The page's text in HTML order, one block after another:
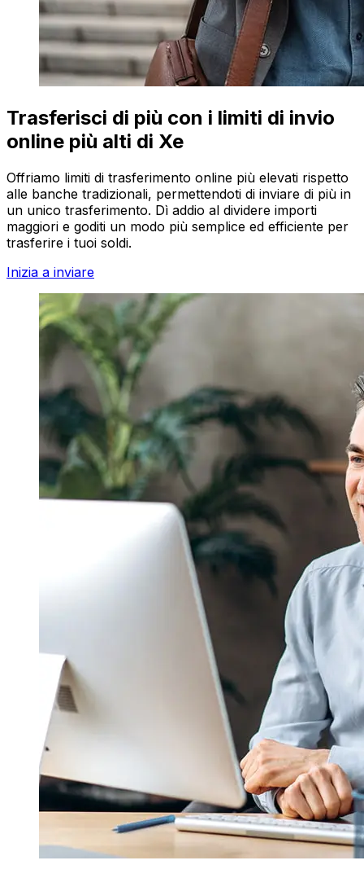
Trasferisci di più con i limiti di invio
online più alti di Xe
Offriamo limiti di trasferimento online più elevati rispetto
alle banche tradizionali, permettendoti di inviare di più in
un unico trasferimento. Dì addio al dividere importi
maggiori e goditi un modo più semplice ed efficiente per
trasferire i tuoi soldi.
Inizia a inviare